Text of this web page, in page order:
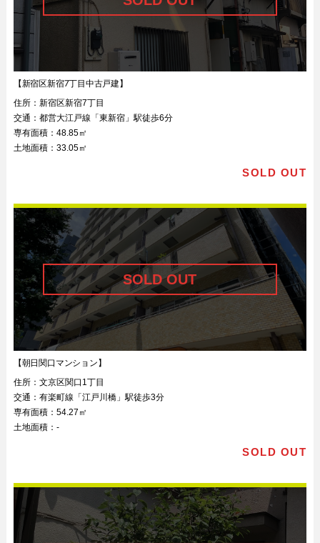
【新宿区新宿7丁目中古戸建】
住所： 新宿区新宿7丁目
交通： 都営大江戸線「東新宿」駅徒歩6分
専有面積： 48.85㎡
土地面積： 33.05㎡
SOLD OUT
【朝日関口マンション】
住所： 文京区関口1丁目
交通： 有楽町線「江戸川橋」駅徒歩3分
専有面積： 54.27㎡
土地面積： -
SOLD OUT